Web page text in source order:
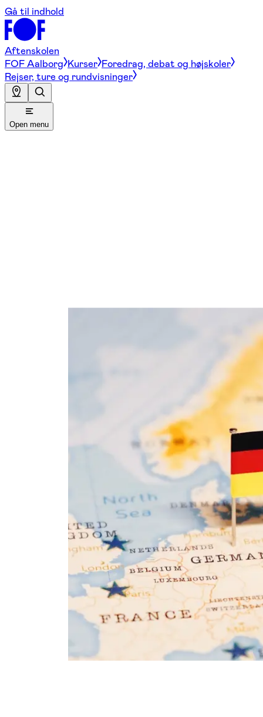
Gå til indhold
Aftenskolen
FOF Aalborg Kurser Foredrag, debat og højskoler
Rejser, ture og rundvisninger
Open menu